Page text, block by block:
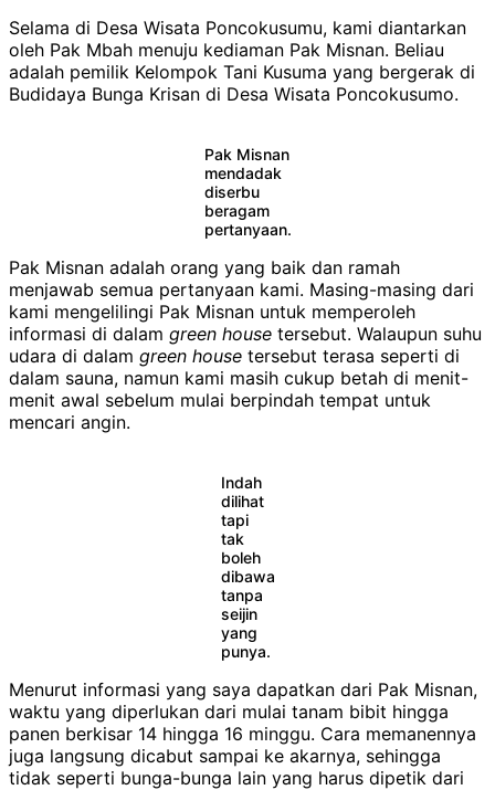
Selama di Desa Wisata Poncokusumu, kami diantarkan
oleh Pak Mbah menuju kediaman Pak Misnan. Beliau
adalah pemilik Kelompok Tani Kusuma yang bergerak di
Budidaya Bunga Krisan di Desa Wisata Poncokusumo.
Pak Misnan
mendadak
diserbu
beragam
pertanyaan.
Pak Misnan adalah orang yang baik dan ramah
menjawab semua pertanyaan kami. Masing-masing dari
kami mengelilingi Pak Misnan untuk memperoleh
informasi di dalam green house tersebut. Walaupun suhu
udara di dalam green house tersebut terasa seperti di
dalam sauna, namun kami masih cukup betah di menit-
menit awal sebelum mulai berpindah tempat untuk
mencari angin.
Indah
dilihat
tapi
tak
boleh
dibawa
tanpa
seijin
yang
punya.
Menurut informasi yang saya dapatkan dari Pak Misnan,
waktu yang diperlukan dari mulai tanam bibit hingga
panen berkisar 14 hingga 16 minggu. Cara memanennya
juga langsung dicabut sampai ke akarnya, sehingga
tidak seperti bunga-bunga lain yang harus dipetik dari